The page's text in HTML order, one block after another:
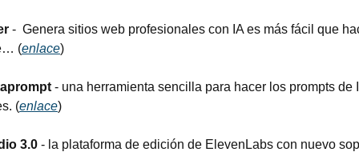
- Genera sitios web profesionales con IA es más fácil que
(enlace)
- una herramienta sencilla para hacer los prompts de
(enlace)
3.0 - la plataforma de edición de ElevenLabs con nuevo